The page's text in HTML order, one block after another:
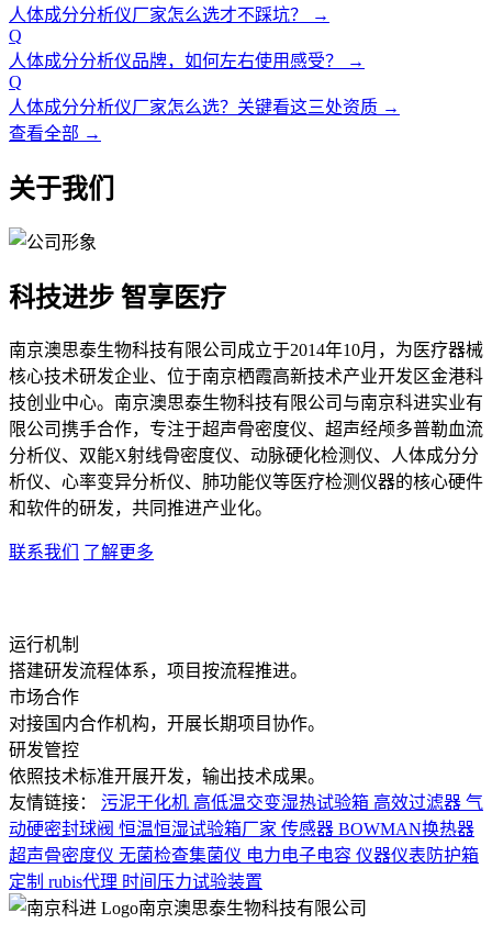
人体成分分析仪厂家怎么选才不踩坑？
→
Q
人体成分分析仪品牌，如何左右使用感受？
→
Q
人体成分分析仪厂家怎么选？关键看这三处资质 →
查看全部 →
关于我们
科技进步 智享医疗
南京澳思泰生物科技有限公司成立于2014年10月，为医疗器械
核心技术研发企业、位于南京栖霞高新技术产业开发区金港科
技创业中心。南京澳思泰生物科技有限公司与南京科进实业有
限公司携手合作，专注于超声骨密度仪、超声经颅多普勒血流
分析仪、双能X射线骨密度仪、动脉硬化检测仪、人体成分分
析仪、心率变异分析仪、肺功能仪等医疗检测仪器的核心硬件
和软件的研发，共同推进产业化。
联系我们 了解更多
运行机制
搭建研发流程体系，项目按流程推进。
市场合作
对接国内合作机构，开展长期项目协作。
研发管控
依照技术标准开展开发，输出技术成果。
友情链接：
污泥干化机 高低温交变湿热试验箱 高效过滤器 气
动硬密封球阀 恒温恒湿试验箱厂家 传感器 BOWMAN换热器
超声骨密度仪 无菌检查集菌仪 电力电子电容 仪器仪表防护箱
定制 rubis代理 时间压力试验装置
南京澳思泰生物科技有限公司